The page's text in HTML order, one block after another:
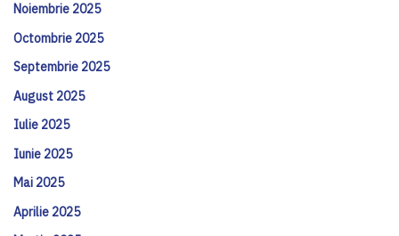
Noiembrie 2025
Octombrie 2025
Septembrie 2025
August 2025
Iulie 2025
Iunie 2025
Mai 2025
Aprilie 2025